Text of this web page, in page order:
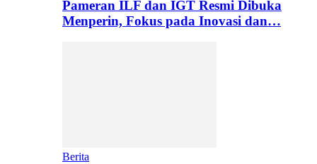
Pameran ILF dan IGT Resmi Dibuka
Menperin, Fokus pada Inovasi dan…
Berita